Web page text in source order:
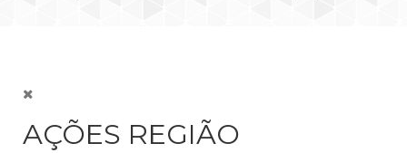
AÇÕES REGIÃO